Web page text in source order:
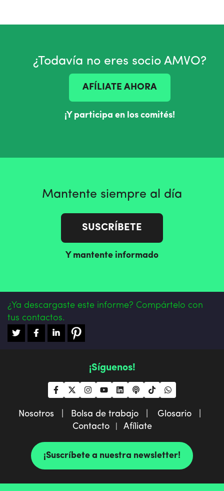
¿Todavía no eres socio AMVO?
AFÍLIATE AHORA
¡Y participa en los comités!
Mantente siempre al día
SUSCRÍBETE
Y mantente informado
¿Ya descargaste este informe? Compártelo con
tus contactos.
¡Síguenos!
Nosotros | Bolsa de trabajo |
Glosario |
Contacto| Afíliate
¡Suscríbete a nuestra newsletter!